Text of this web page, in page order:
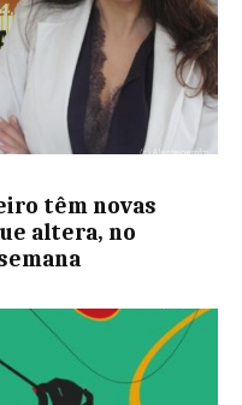
têm novas
altera, no